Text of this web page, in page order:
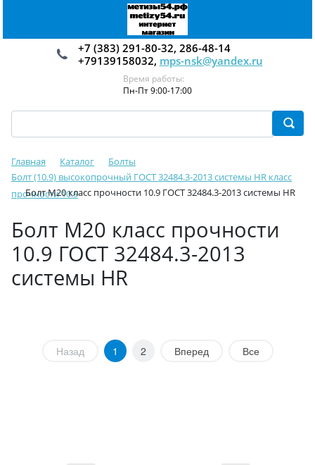
+7 (383) 291-80-32, 286-48-14
+79139158032, mps-nsk@yandex.ru
Время работы:
Пн-Пт 9:00-17:00
Главная Каталог
Болты
Болт (10.9) высокопрочный ГОСТ 32484.3-2013 системы HR класс
прочности 10.9
Болт М20 класс прочности 10.9 ГОСТ 32484.3-2013 системы HR
Болт М20 класс прочности
10.9 ГОСТ 32484.3-2013
системы HR
Назад 1 2 Вперед Все